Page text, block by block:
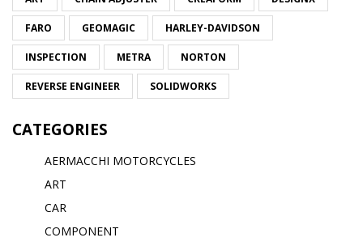
FARO GEOMAGIC HARLEY-DAVIDSON
INSPECTION METRA NORTON
REVERSE ENGINEER SOLIDWORKS
CATEGORIES
AERMACCHI MOTORCYCLES
ART
CAR
COMPONENT